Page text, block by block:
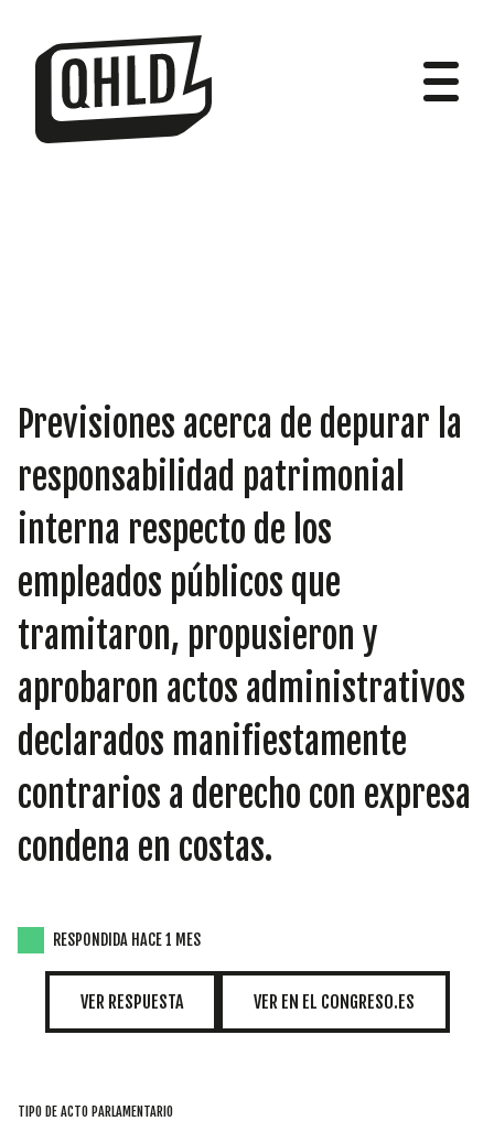
INICIATIVAS
TEMÁTICAS
Previsiones acerca de depurar la
responsabilidad patrimonial
interna respecto de los
empleados públicos que
tramitaron, propusieron y
aprobaron actos administrativos
declarados manifiestamente
contrarios a derecho con expresa
condena en costas.
RESPONDIDA HACE 1 MES
VER RESPUESTA VER EN EL CONGRESO.ES
TIPO DE ACTO PARLAMENTARIO